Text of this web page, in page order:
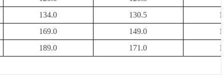
134.0
130.5
169.0
149.0
189.0
171.0